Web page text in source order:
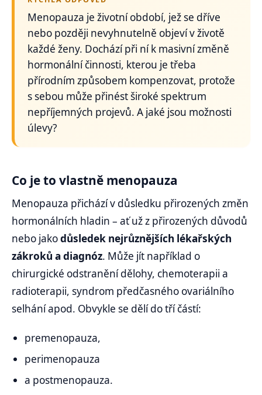
Menopauza je životní období, jež se dříve
nebo později nevyhnutelně objeví v životě
každé ženy. Dochází při ní k masivní změně
hormonální činnosti, kterou je třeba
přírodním způsobem kompenzovat, protože
s sebou může přinést široké spektrum
nepříjemných projevů. A jaké jsou možnosti
úlevy?
Co je to vlastně menopauza
Menopauza přichází v důsledku přirozených změn
hormonálních hladin – ať už z přirozených důvodů
nebo jakodůsledek nejrůznějších lékařských
zákroků a diagnóz. Může jít například o
chirurgické odstranění dělohy, chemoterapii a
radioterapii, syndrom předčasného ovariálního
selhání apod. Obvykle se dělí do tří částí:
premenopauza,
perimenopauza
a postmenopauza.